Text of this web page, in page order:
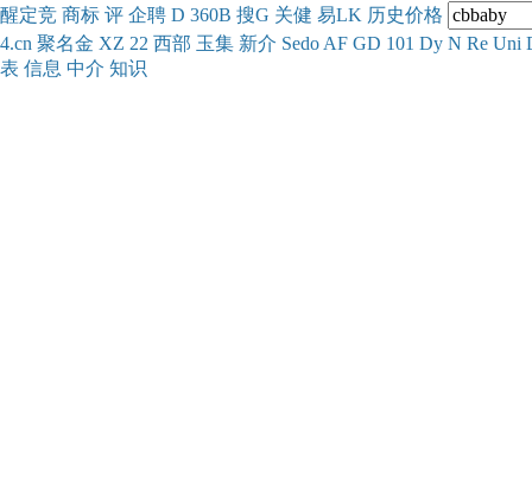
醒定竞 商标 评 企聘 D 360B 搜G 关健 易LK 历史价格
4.cn 聚名金 XZ 22 西部 玉集 新介 Sedo AF GD 101 Dy N Re Uni
表 信息 中介 知识